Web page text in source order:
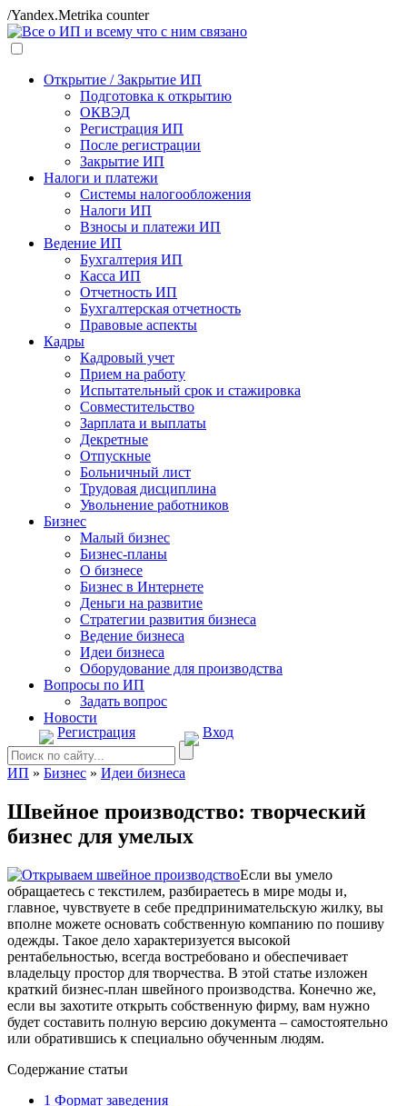
/Yandex.Metrika counter
Открытие / Закрытие ИП
Подготовка к открытию
ОКВЭД
Регистрация ИП
После регистрации
Закрытие ИП
Налоги и платежи
Системы налогообложения
Налоги ИП
Взносы и платежи ИП
Ведение ИП
Бухгалтерия ИП
Касса ИП
Отчетность ИП
Бухгалтерская отчетность
Правовые аспекты
Кадры
Кадровый учет
Прием на работу
Испытательный срок и стажировка
Совместительство
Зарплата и выплаты
Декретные
Отпускные
Больничный лист
Трудовая дисциплина
Увольнение работников
Бизнес
Малый бизнес
Бизнес-планы
О бизнесе
Бизнес в Интернете
Деньги на развитие
Стратегии развития бизнеса
Ведение бизнеса
Идеи бизнеса
Оборудование для производства
Вопросы по ИП
Задать вопрос
Новости
Регистрация
Вход
ИП » Бизнес » Идеи бизнеса
Швейное производство: творческий
бизнес для умелых
Если вы умело
обращаетесь с текстилем, разбираетесь в мире моды и,
главное, чувствуете в себе предпринимательскую жилку, вы
вполне можете основать собственную компанию по пошиву
одежды. Такое дело характеризуется высокой
рентабельностью, всегда востребовано и обеспечивает
владельцу простор для творчества. В этой статье изложен
краткий бизнес-план швейного производства. Конечно же,
если вы захотите открыть собственную фирму, вам нужно
будет составить полную версию документа – самостоятельно
или обратившись к специально обученным людям.
Содержание статьи
1 Формат заведения